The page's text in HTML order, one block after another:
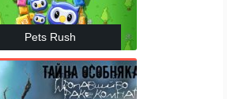
Pets Rush